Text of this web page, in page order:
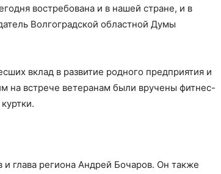
востребована и в нашей стране, и в
Волгоградской областной Думы
вклад в развитие родного предприятия и
на встрече ветеранам были вручены фитнес-
глава региона Андрей Бочаров. Он также